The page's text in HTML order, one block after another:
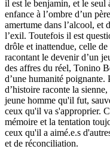
il est le benjamin, et le seul
enfance à l’ombre d’un
amertume dans l’alcool, et
l’exil. Toutefois il est
drôle et inattendue, celle
racontant le devenir d’un
des affres du réel, Tonino
d’une humanité
d’histoire raconte la
jeune homme qu'il fut,
ceux qu'il va s'approprier.
mémoire et la tentation
ceux qu'il a aimé.e.s
et de réconciliation.